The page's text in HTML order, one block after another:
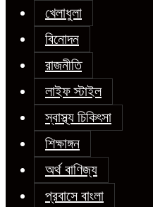
খেলাধুলা
বিনোদন
রাজনীতি
লাইফ স্টাইল
স্বাস্থ্য চিকিৎসা
শিক্ষাঙ্গন
অর্থ বাণিজ্য
প্রবাসে বাংলা